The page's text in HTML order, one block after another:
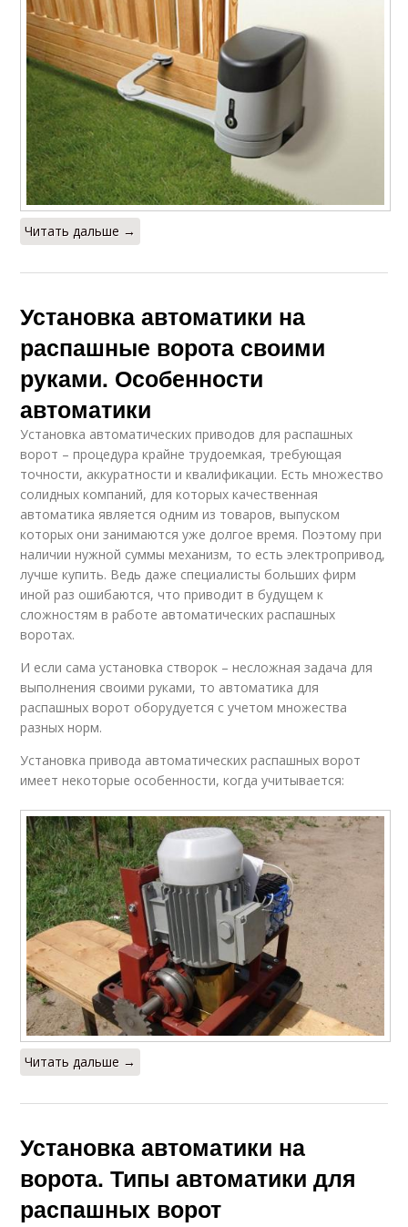
Читать дальше →
Установка автоматики на
распашные ворота своими
руками. Особенности
автоматики
Установка автоматических приводов для распашных
ворот – процедура крайне трудоемкая, требующая
точности, аккуратности и квалификации. Есть множество
солидных компаний, для которых качественная
автоматика является одним из товаров, выпуском
которых они занимаются уже долгое время. Поэтому при
наличии нужной суммы механизм, то есть электропривод,
лучше купить. Ведь даже специалисты больших фирм
иной раз ошибаются, что приводит в будущем к
сложностям в работе автоматических распашных
воротах.
И если сама установка створок – несложная задача для
выполнения своими руками, то автоматика для
распашных ворот оборудуется с учетом множества
разных норм.
Установка привода автоматических распашных ворот
имеет некоторые особенности, когда учитывается:
Читать дальше →
Установка автоматики на
ворота. Типы автоматики для
распашных ворот